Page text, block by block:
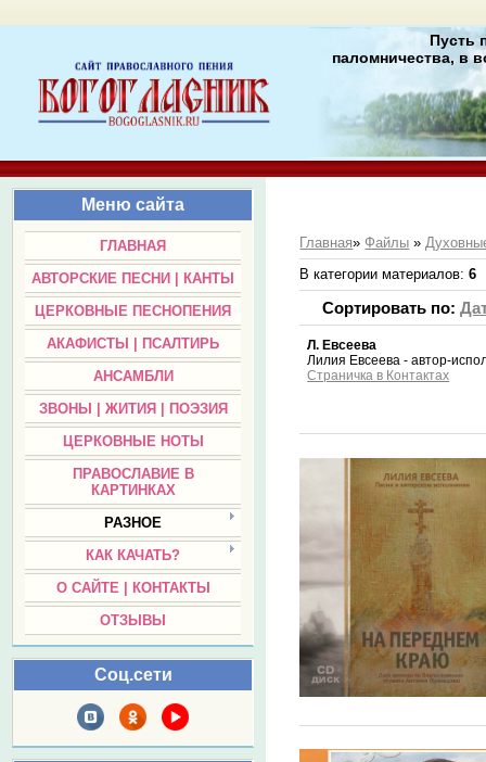
Пусть
паломничества, в
Меню сайта
ГЛАВНАЯ
АВТОРСКИЕ ПЕСНИ | КАНТЫ
ЦЕРКОВНЫЕ ПЕСНОПЕНИЯ
АКАФИСТЫ | ПСАЛТИРЬ
АНСАМБЛИ
ЗВОНЫ | ЖИТИЯ | ПОЭЗИЯ
ЦЕРКОВНЫЕ НОТЫ
ПРАВОСЛАВИЕ В
КАРТИНКАХ
РАЗНОЕ
КАК КАЧАТЬ?
О САЙТЕ | КОНТАКТЫ
ОТЗЫВЫ
Соц.сети
Главная»Файлы »
В категории материалов:6
Сортировать по:
Л. Евсеева
Лилия Евсеева - автор-
Страничка в Контактах